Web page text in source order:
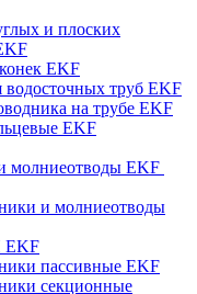
и плоских
EKF
водосточных труб EKF
на трубе EKF
EKF
молниеотводы EKF
и молниеотводы
пассивные EKF
секционные